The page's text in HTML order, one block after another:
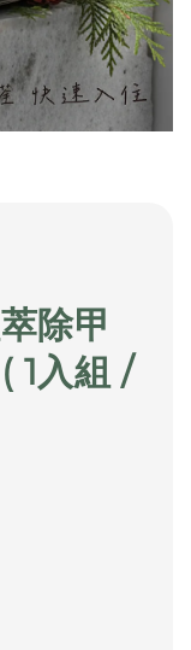
除甲
1入組 /